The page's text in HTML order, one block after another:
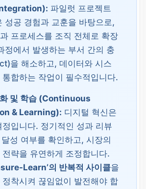
파일럿 프로젝트
성공 경험과 교훈을 바탕으로,
프로세스를 조직 전체로 확장
정에서 발생하는 부서 간의 충
을 해소하고, 데이터와 시스
합하는 작업이 필수적입니다.
및 학습 (Continuous
& Learning): 디지털 혁신은
입니다. 정기적인 성과 리뷰
성 여부를 확인하고, 시장의
전략을 유연하게 조정합니다.
Learn’의 반복적 사이클을
정착시켜 끊임없이 발전해야 합